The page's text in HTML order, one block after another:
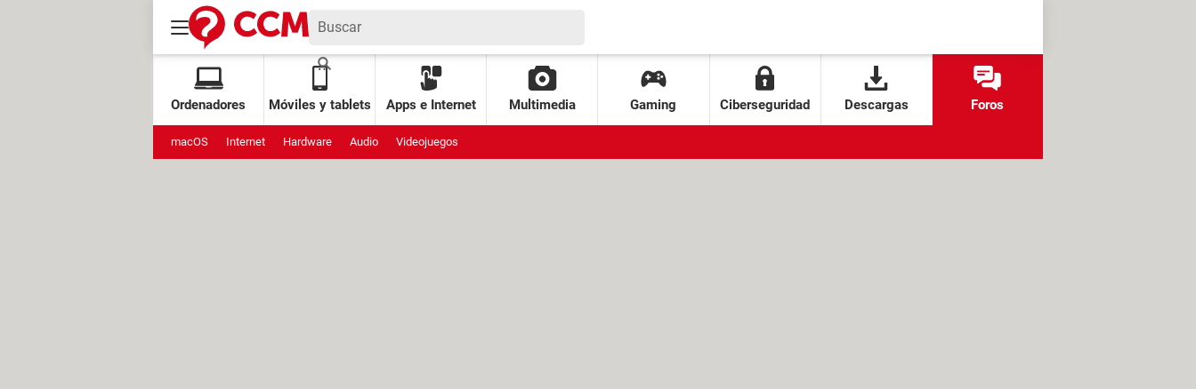
Ordenadores Móviles y tablets Apps e Internet Multimedia Gaming Ciberseguridad Descargas Foros
macOS Internet Hardware Audio Videojuegos